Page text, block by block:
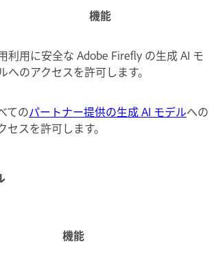
機能
利用に安全な Adobe Firefly の生成 AI モ
へのアクセスを許可します。
てのパートナー提供の生成 AI モデルへの
セスを許可します。
機能